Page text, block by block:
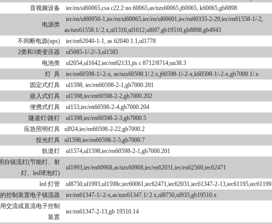
音视频设备
iec/en/ul60065,csa c22.2 no.60065,as/nzs60065,j60065, k60065,gb8898
电源类
iec/en/ul60950-1,iec/en/ul60065,iec/en/ul60601,iec/en60335-2-29,iec/en61558-1/-2,
as/nzs61558.1/.2.x,ul1310,ul1012,ul697,gb19510,gb8898,gb4943
不间断电源(ups)
iec/en62040-1-1, as 62040.1.1,ul1778
2类和3类变压器
ul5085-1/-2/-3,ul1585
电池类
ul2054,ul1642,iec/en62133,jis c 8712/8714,un38.3
灯 具
iec/en60598-1/-2-x, as/nzs60598.1/.2.x,j60598-1/-2-x,k60598-1/-2-x,gb7000.1/.x
固定式灯具
ul1598, iec/en60598-2-1,gb7000.201
嵌入式灯具
ul1598,iec/en60598-2-2,gb7000.202
便携式灯具
ul153,iec/en60598-2-4,gb7000.204
隧道灯/路灯
ul1598,iec/en60598-2-3,gb7000.5
应急照明灯具
ul924,iec/en60598-2-22,gb7000.2
投光灯具
ul1598,iec/en60598-2-5,gb7000.7
轨道灯
ul1574,ul1598,iec/en60598-2-1,gb7000.201
自镇流灯(节能灯、射
灯、led球泡灯)
ul1993,iec/en60968,as/nzs60968,iec/en62031,iec/en62560,iec62471
led 灯管
ul8750,ul1993,ul1598c,iec60061,iec62471,iec62031,iec61347-2-13,iec61195,iec61199
控制装置电子镇流器
iec/en61347-1/-2-x,as/nzs61347.1/.2.x,ul8750,ul935,gb19510.x
交流或直流电子控制
装置
iec/en61347-2-13,gb 19510.14